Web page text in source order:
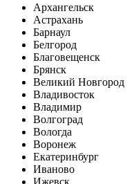
Архангельск
Астрахань
Барнаул
Белгород
Благовещенск
Брянск
Великий Новгород
Владивосток
Владимир
Волгоград
Вологда
Воронеж
Екатеринбург
Иваново
Ижевск